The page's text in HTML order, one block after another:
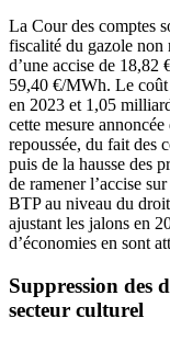
La Cour des comptes
fiscalité du gazole non
d’une accise de
59,40 €/MWh. Le
en 2023 et 1,05
cette mesure
repoussée, du fait des
puis de la hausse des
de ramener l’accise
BTP au niveau du
ajustant les jalons en
d’économies en sont
Suppression des
secteur culturel